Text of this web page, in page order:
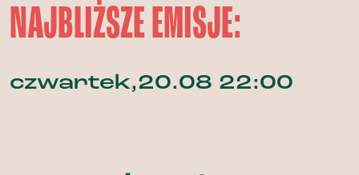
NAJBLIŻSZE EMISJE:
czwartek,20.08 22:00